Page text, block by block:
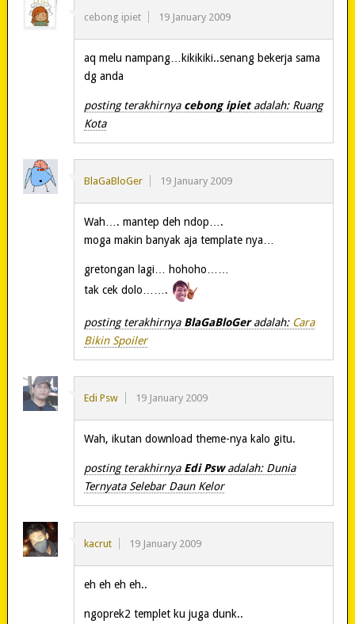
cebong ipiet 19 January 2009
aq melu nampang…kikikiki..senang bekerja sama
dg anda
posting terakhirnya cebong ipiet adalah: Ruang
Kota
BlaGaBloGer 19 January 2009
Wah…. mantep deh ndop….
moga makin banyak aja template nya…
gretongan lagi… hohoho……
tak cek dolo…….
posting terakhirnya BlaGaBloGeradalah: Cara
Bikin Spoiler
Edi Psw 19 January 2009
Wah, ikutan download theme-nya kalo gitu.
posting terakhirnya Edi Pswadalah: Dunia
Ternyata Selebar Daun Kelor
kacrut 19 January 2009
eh eh eh eh..
ngoprek2 templet ku juga dunk..